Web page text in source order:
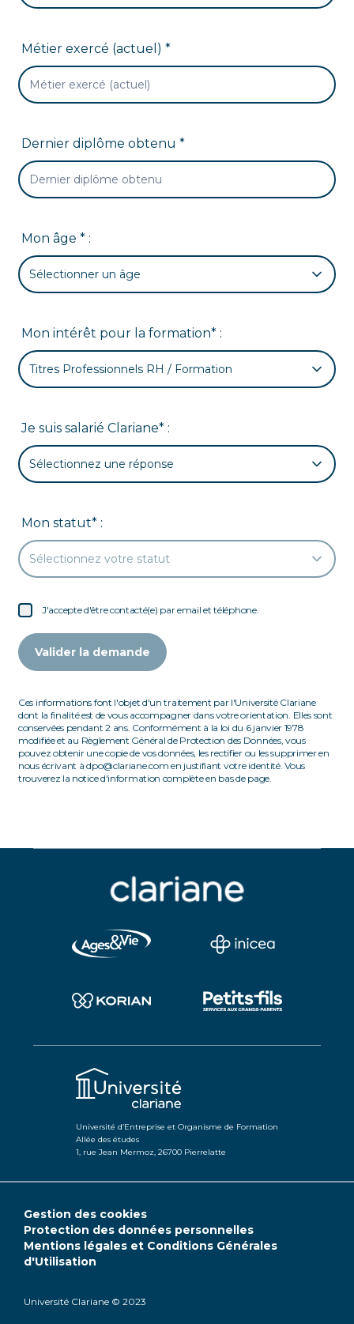
Métier exercé (actuel) *
Dernier diplôme obtenu *
Mon âge * :
Sélectionner un âge
Mon intérêt pour la formation* :
Titres Professionnels RH / Formation
Je suis salarié Clariane* :
Sélectionnez une réponse
Mon statut* :
Sélectionnez votre statut
J'accepte d'être contacté(e) par email et téléphone.
Valider la demande
Ces informations font l'objet d'un traitement par l'Université Clariane
dont la finalité est de vous accompagner dans votre orientation. Elles sont
conservées pendant 2 ans. Conformément à la loi du 6 janvier 1978
modifiée et au Règlement Général de Protection des Données, vous
pouvez obtenir une copie de vos données, les rectifier ou les supprimer en
nous écrivant à dpo@clariane.com en justifiant votre identité. Vous
trouverez la notice d'information complète en bas de page.
Université d’Entreprise et Organisme de Formation
Allée des études
1, rue Jean Mermoz, 26700 Pierrelatte
Université Clariane © 2023
Gestion des cookies
Protection des données personnelles
Mentions légales et Conditions Générales
d'Utilisation